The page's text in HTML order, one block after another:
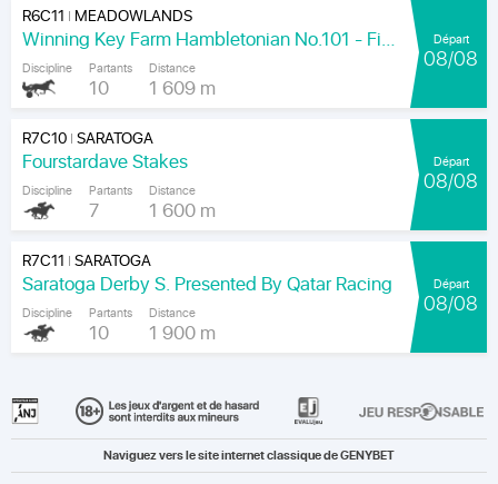
R6C11 | MEADOWLANDS
Winning Key Farm Hambletonian No.101 - Final
Discipline Partants
10
Distance
1 609 m
Départ
08/08
R7C10|SARATOGA
Fourstardave Stakes
Discipline Partants
7
Distance
1 600 m
Départ
08/08
R7C11 |SARATOGA
Saratoga Derby S. Presented By Qatar Racing
Discipline Partants
10
Distance
1 900 m
Départ
08/08
Naviguez vers le site internet classique de GENYBET